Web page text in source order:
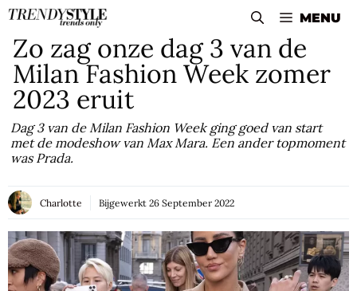
Skip
content
MENU
Zo zag onze dag 3 van de
Milan Fashion Week zomer
2023 eruit
Dag 3 van de Milan Fashion Week ging goed van start
met de modeshow van Max Mara. Een ander topmoment
was Prada.
Charlotte Bijgewerkt 26 September 2022